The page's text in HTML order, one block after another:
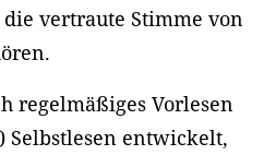
vertraute Stimme von
regelmäßiges Vorlesen
Selbstlesen entwickelt,